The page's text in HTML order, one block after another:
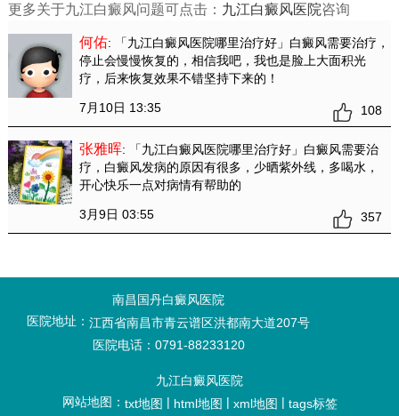
更多关于九江白癜风问题可点击： 九江白癜风医院咨询
何佑: 「九江白癜风医院哪里治疗好」白癜风需要治疗 ，
停止会慢慢恢复的，相信我吧，我也是脸上大面积光
疗，后来恢复效果不错坚持下来的！
7月10日 13:35 108
张雅晖: 「九江白癜风医院哪里治疗好」白癜风需要治
疗 ，白癜风发病的原因有很多，少晒紫外线，多喝水，
开心快乐一点对病情有帮助的
3月9日 03:55 357
南昌国丹白癜风医院
医院地址： 江西省南昌市青云谱区洪都南大道207号
医院电话：0791-88233120
九江白癜风医院
网站地图： txt地图 | html地图 | xml地图 | tags标签